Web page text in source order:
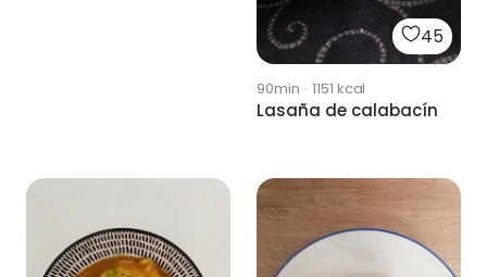
45
90min · 1151 kcal
Lasaña de calabacín